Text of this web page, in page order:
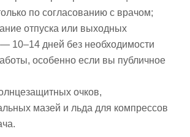
по согласованию с врачом;
отпуска или выходных
10–14 дней без необходимости
особенно если вы публичное
очков,
мазей и льда для компрессов